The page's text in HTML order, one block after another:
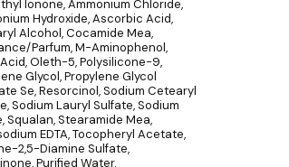
Ionone, Ammonium Chloride,
Hydroxide, Ascorbic Acid,
Alcohol, Cocamide Mea,
Parfum, M-Aminophenol,
Oleth-5, Polysilicone-9,
Glycol, Propylene Glycol
Se, Resorcinol, Sodium Cetearyl
Sodium Lauryl Sulfate, Sodium
Squalan, Stearamide Mea,
EDTA, Tocopheryl Acetate,
2,5-Diamine Sulfate,
Purified Water.